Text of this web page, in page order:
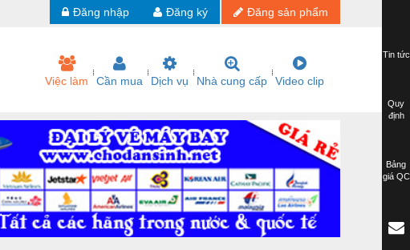
Đăng sản phẩm
Đăng ký
Đăng nhập
Việc làm Cần mua Dịch vụ Nhà cung cấp Video clip
Tin tức
Quy
định
Bảng
giá QC